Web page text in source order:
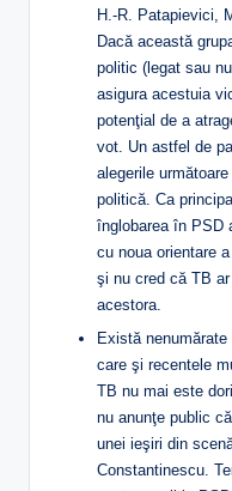
H.-R. Patapievici,
Dacă această
politic (legat sau
asigura acestuia
potenţial de a
vot. Un astfel de
alegerile
politică. Ca
înglobarea în PSD
cu noua orientare
şi nu cred că TB
acestora.
Există
care şi recentele
TB nu mai este
nu anunţe public
unei ieşiri din
Constantinescu.